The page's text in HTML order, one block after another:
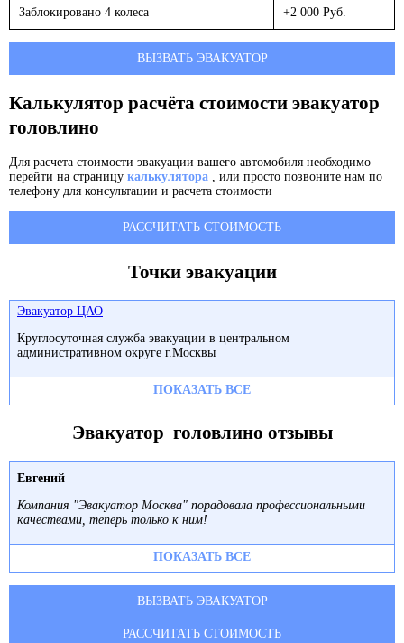
Заблокировано 4 колеса +2 000 Руб.
ВЫЗВАТЬ ЭВАКУАТОР
Калькулятор расчёта стоимости эвакуатор
головлино
Для расчета стоимости эвакуации вашего автомобиля необходимо
перейти на страницу калькулятора , или просто позвоните нам по
телефону для консультации и расчета стоимости
РАССЧИТАТЬ СТОИМОСТЬ
Точки эвакуации
Эвакуатор ЦАО
Круглосуточная служба эвакуации в центральном
административном округе г.Москвы
ПОКАЗАТЬ ВСЕ
Эвакуатор головлино отзывы
Евгений
Компания "Эвакуатор Москва" порадовала профессиональными
качествами, теперь только к ним!
ПОКАЗАТЬ ВСЕ
ВЫЗВАТЬ ЭВАКУАТОР
РАССЧИТАТЬ СТОИМОСТЬ